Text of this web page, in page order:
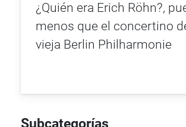
¿Quién era Erich Röhn?,
menos que el concertino
vieja Berlin Philharmonie
Subcategorías